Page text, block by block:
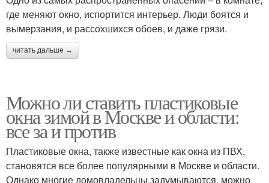
где меняют окно, испортится интерьер. Люди боятся и
вымерзания, и рассохшихся обоев, и даже грязи.
читать дальше →
Можно ли ставить пластиковые
окна зимой в Москве и области:
все за и против
Пластиковые окна, также известные как окна из ПВХ,
становятся все более популярными в Москве и области.
Однако многие домовладельцы задумываются, можно